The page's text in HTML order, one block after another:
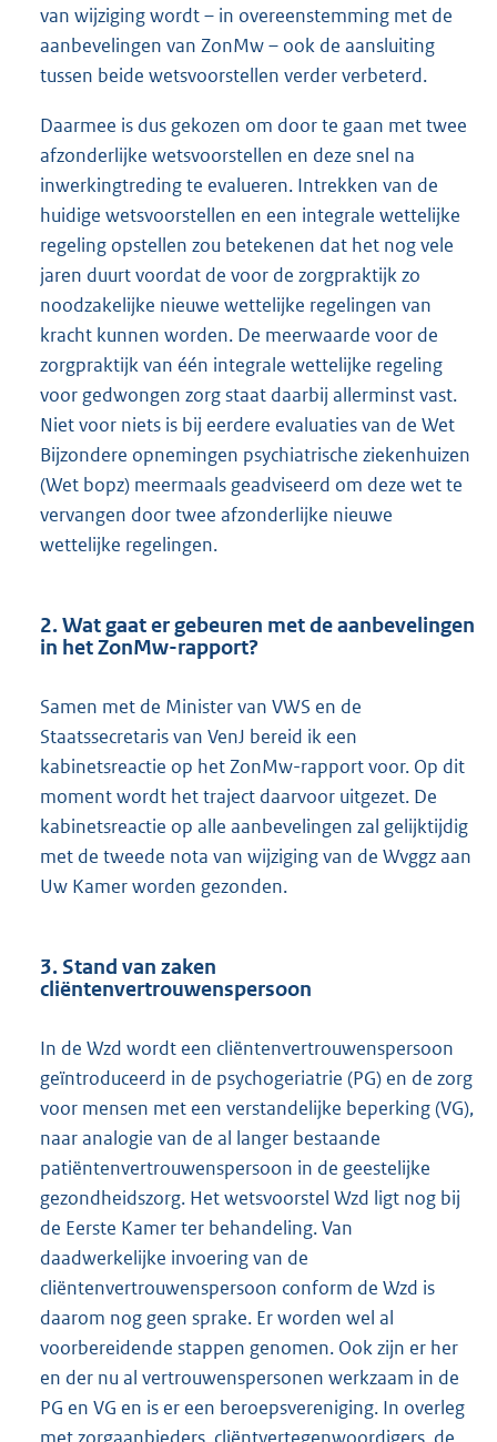
van wijziging wordt – in overeenstemming met de
aanbevelingen van ZonMw – ook de aansluiting
tussen beide wetsvoorstellen verder verbeterd.
Daarmee is dus gekozen om door te gaan met twee
afzonderlijke wetsvoorstellen en deze snel na
inwerkingtreding te evalueren. Intrekken van de
huidige wetsvoorstellen en een integrale wettelijke
regeling opstellen zou betekenen dat het nog vele
jaren duurt voordat de voor de zorgpraktijk zo
noodzakelijke nieuwe wettelijke regelingen van
kracht kunnen worden. De meerwaarde voor de
zorgpraktijk van één integrale wettelijke regeling
voor gedwongen zorg staat daarbij allerminst vast.
Niet voor niets is bij eerdere evaluaties van de Wet
Bijzondere opnemingen psychiatrische ziekenhuizen
(Wet bopz) meermaals geadviseerd om deze wet te
vervangen door twee afzonderlijke nieuwe
wettelijke regelingen.
2. Wat gaat er gebeuren met de aanbevelingen
in het ZonMw-rapport?
Samen met de Minister van VWS en de
Staatssecretaris van VenJ bereid ik een
kabinetsreactie op het ZonMw-rapport voor. Op dit
moment wordt het traject daarvoor uitgezet. De
kabinetsreactie op alle aanbevelingen zal gelijktijdig
met de tweede nota van wijziging van de Wvggz aan
Uw Kamer worden gezonden.
3. Stand van zaken
cliëntenvertrouwenspersoon
In de Wzd wordt een cliëntenvertrouwenspersoon
geïntroduceerd in de psychogeriatrie (PG) en de zorg
voor mensen met een verstandelijke beperking (VG),
naar analogie van de al langer bestaande
patiëntenvertrouwenspersoon in de geestelijke
gezondheidszorg. Het wetsvoorstel Wzd ligt nog bij
de Eerste Kamer ter behandeling. Van
daadwerkelijke invoering van de
cliëntenvertrouwenspersoon conform de Wzd is
daarom nog geen sprake. Er worden wel al
voorbereidende stappen genomen. Ook zijn er her
en der nu al vertrouwenspersonen werkzaam in de
PG en VG en is er een beroepsvereniging. In overleg